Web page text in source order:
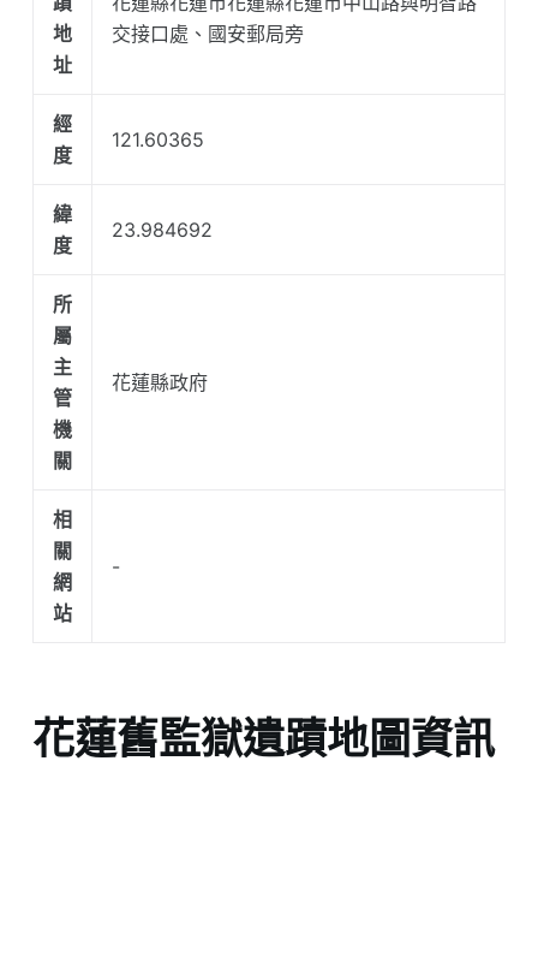
地
址
交接口處、國安郵局旁
經
度
121.60365
緯
度
23.984692
所
屬
主
管
機
關
花蓮縣政府
相
關
網
站
-
花蓮舊監獄遺蹟地圖資訊